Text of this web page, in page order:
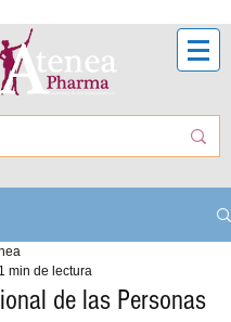
de las Personas
1 min de lectura